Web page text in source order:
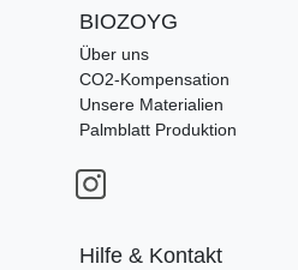
BIOZOYG
Über uns
CO2-Kompensation
Unsere Materialien
Palmblatt Produktion
Hilfe & Kontakt